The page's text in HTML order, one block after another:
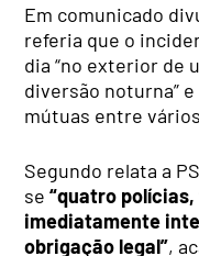
Em comunicado
referia que o
dia “no exterior de
diversão noturna”
mútuas entre
Segundo relata a
se“quatro
imediatamente
obrigação legal”,